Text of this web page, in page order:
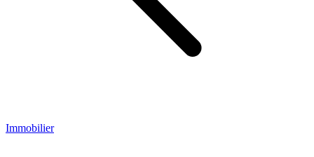
Immobilier